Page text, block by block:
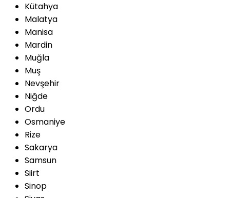
Kütahya
Malatya
Manisa
Mardin
Muğla
Muş
Nevşehir
Niğde
Ordu
Osmaniye
Rize
Sakarya
Samsun
Siirt
Sinop